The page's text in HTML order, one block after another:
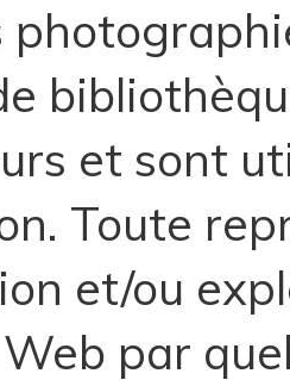
et sont
Toute
et/ou
par